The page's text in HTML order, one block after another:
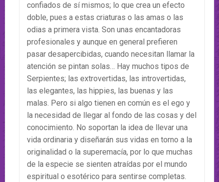
confiados de sí mismos; lo que crea un efecto
doble, pues a estas criaturas o las amas o las
odias a primera vista. Son unas encantadoras
profesionales y aunque en general prefieren
pasar desapercibidas, cuando necesitan llamar la
atención se pintan solas… Hay muchos tipos de
Serpientes; las extrovertidas, las introvertidas,
las elegantes, las hippies, las buenas y las
malas. Pero si algo tienen en común es el ego y
la necesidad de llegar al fondo de las cosas y del
conocimiento. No soportan la idea de llevar una
vida ordinaria y diseñarán sus vidas en torno a la
originalidad o la superemacía, por lo que muchas
de la especie se sienten atraídas por el mundo
espiritual o esotérico para sentirse completas.